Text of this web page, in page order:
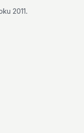
2011.